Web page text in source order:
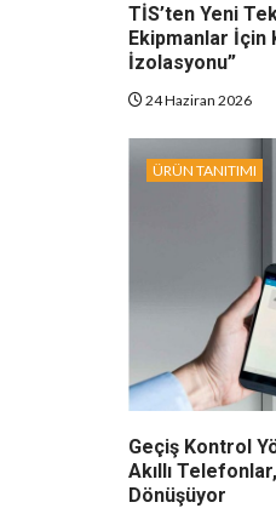
TİS’ten Yeni
Ekipmanlar İçin
İzolasyonu”
24 Haziran 2026
ÜRÜN TANITIMI
Geçiş Kontrol
Akıllı
Dönüşüyor